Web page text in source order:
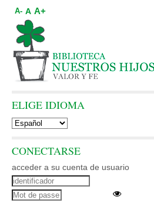
A- A A+
ELIGE IDIOMA
CONECTARSE
acceder a su cuenta de usuario